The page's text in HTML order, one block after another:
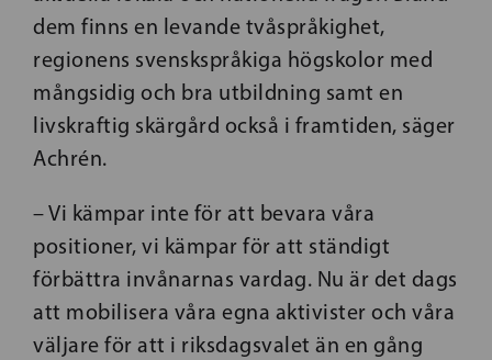
dem finns en levande tvåspråkighet,
regionens svenskspråkiga högskolor med
mångsidig och bra utbildning samt en
livskraftig skärgård också i framtiden, säger
Achrén.
– Vi kämpar inte för att bevara våra
positioner, vi kämpar för att ständigt
förbättra invånarnas vardag. Nu är det dags
att mobilisera våra egna aktivister och våra
väljare för att i riksdagsvalet än en gång